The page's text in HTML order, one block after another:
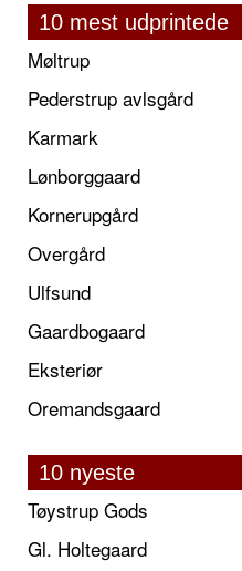
10 mest udprintede
Møltrup
Pederstrup avlsgård
Karmark
Lønborggaard
Kornerupgård
Overgård
Ulfsund
Gaardbogaard
Eksteriør
Oremandsgaard
10 nyeste
Tøystrup Gods
Gl. Holtegaard